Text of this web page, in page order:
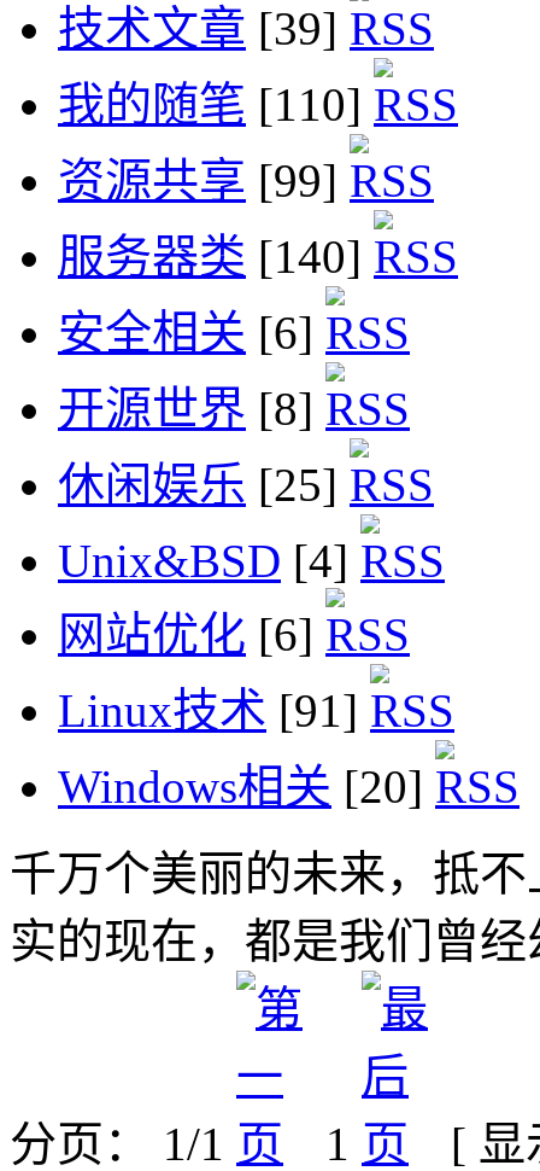
技术文章 [39]
我的随笔 [110]
资源共享 [99]
服务器类 [140]
安全相关 [6]
开源世界 [8]
休闲娱乐 [25]
Unix&BSD [4]
网站优化 [6]
Linux技术 [91]
Windows相关 [20]
千万个美丽的未来，抵
实的现在，都是我们曾
分页： 1/1 1
[